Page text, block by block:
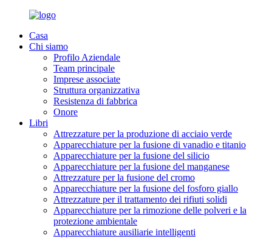
Casa
Chi siamo
Profilo Aziendale
Team principale
Imprese associate
Struttura organizzativa
Resistenza di fabbrica
Onore
Libri
Attrezzature per la produzione di acciaio verde
Apparecchiature per la fusione di vanadio e titanio
Apparecchiature per la fusione del silicio
Apparecchiature per la fusione del manganese
Attrezzature per la fusione del cromo
Apparecchiature per la fusione del fosforo giallo
Attrezzature per il trattamento dei rifiuti solidi
Apparecchiature per la rimozione delle polveri e la
protezione ambientale
Apparecchiature ausiliarie intelligenti